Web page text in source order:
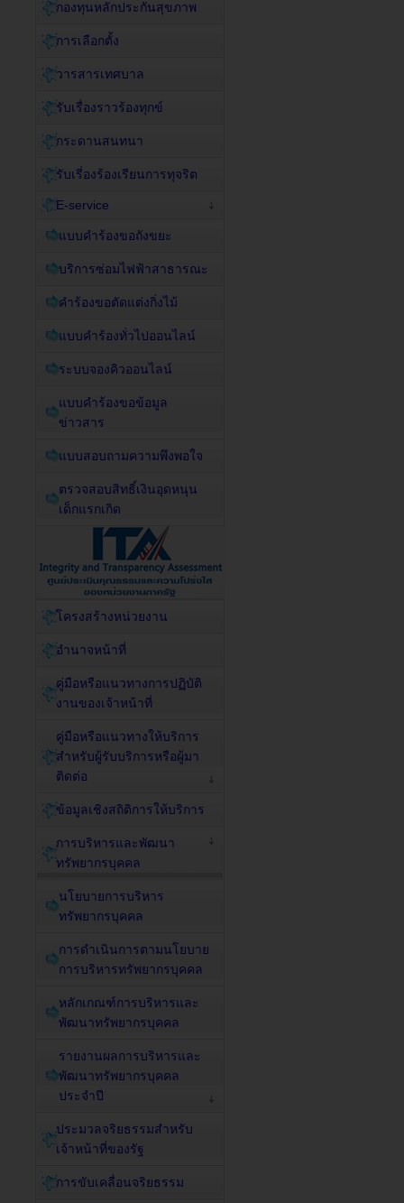
กองทุนหลักประกันสุขภาพ
การเลือกตั้ง
วารสารเทศบาล
รับเรื่องราวร้องทุกข์
กระดานสนทนา
รับเรี่องร้องเรียนการทุจริต
E-service
แบบคำร้องขอถังขยะ
บริการซ่อมไฟฟ้าสาธารณะ
คำร้องขอตัดแต่งกิ่งไม้
แบบคำร้องทั่วไปออนไลน์
ระบบจองคิวออนไลน์
แบบคำร้องขอข้อมูล
ข่าวสาร
แบบสอบถามความพึงพอใจ
ตรวจสอบสิทธิ์เงินอุดหนุน
เด็กแรกเกิด
โครงสร้างหน่วยงาน
อำนาจหน้าที่
คู่มือหรือแนวทางการปฏิบัติ
งานของเจ้าหน้าที่
คู่มือหรือแนวทางให้บริการ
สำหรับผู้รับบริการหรือผู้มา
ติดต่อ
ข้อมูลเชิงสถิติการให้บริการ
การบริหารและพัฒนา
ทรัพยากรบุคคล
นโยบายการบริหาร
ทรัพยากรบุคคล
การดำเนินการตามนโยบาย
การบริหารทรัพยากรบุคคล
หลักเกณฑ์การบริหารและ
พัฒนาทรัพยากรบุคคล
รายงานผลการบริหารและ
พัฒนาทรัพยากรบุคคล
ประจำปี
ประมวลจริยธรรมสำหรับ
เจ้าหน้าที่ของรัฐ
การขับเคลื่อนจริยธรรม